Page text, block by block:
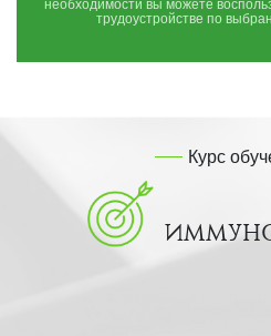
необходимости вы можете
трудоустройстве по
Курс